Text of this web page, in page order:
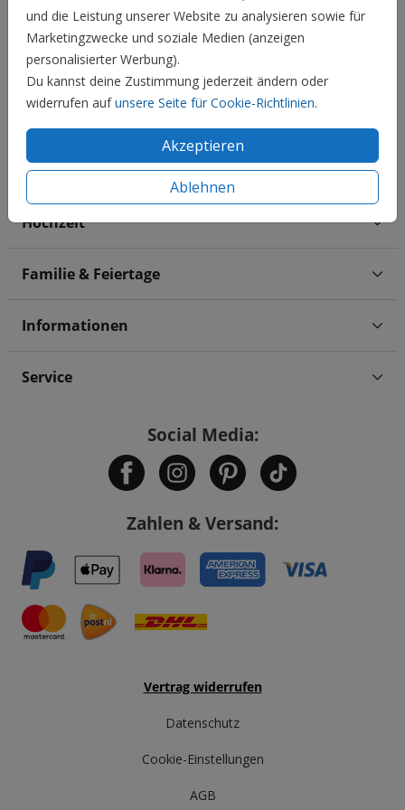
und die Leistung unserer Website zu analysieren sowie für
Marketingzwecke und soziale Medien (anzeigen
personalisierter Werbung).
Du kannst deine Zustimmung jederzeit ändern oder
widerrufen aufunsere Seite für Cookie-Richtlinien.
Akzeptieren
Ablehnen
20 29 1,85 €
30 49 1,75 €
50 74 1,65 €
99
Hochzeit
Familie & Feiertage
Informationen
Service
Social Media:
Zahlen & Versand:
Vertrag widerrufen
Datenschutz
Cookie-Einstellungen
AGB